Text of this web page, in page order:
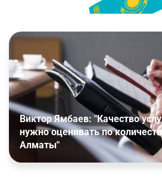
Виктор Ямбаев: "Качество
нужно оценивать по
Алматы"